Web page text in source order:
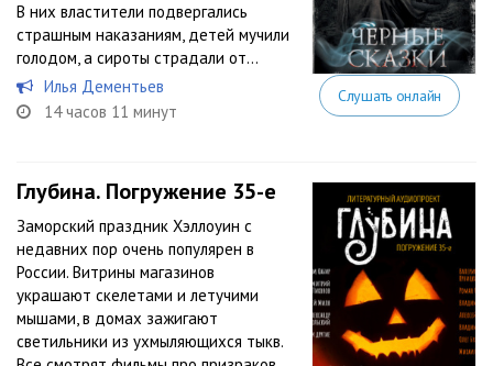
В них властители подвергались
страшным наказаниям, детей мучили
голодом, а сироты страдали от...
Илья Дементьев
14 часов 11 минут
Слушать онлайн
Глубина. Погружение 35-е
Заморский праздник Хэллоуин с
недавних пор очень популярен в
России. Витрины магазинов
украшают скелетами и летучими
мышами, в домах зажигают
светильники из ухмыляющихся тыкв.